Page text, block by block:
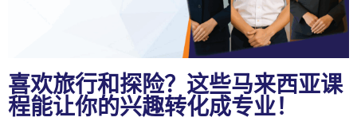
喜欢旅行和探险？这些马来西亚课
程能让你的兴趣转化成专业！